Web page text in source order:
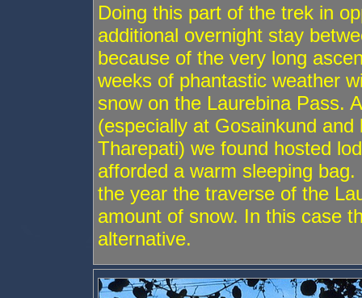
Doing this part of the trek in
additional overnight stay
because of the very long
weeks of phantastic weather
snow on the Laurebina Pass.
(especially at Gosainkund
Tharepati) we found hosted
afforded a warm sleeping
the year the traverse of the
amount of snow. In this case
alternative.